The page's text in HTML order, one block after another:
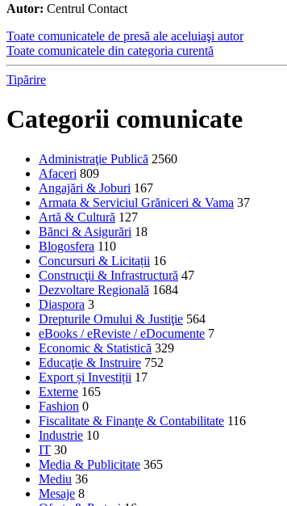
Autor: Centrul Contact
Toate comunicatele de presă ale aceluiaşi autor
Toate comunicatele din categoria curentă
Tipărire
Categorii comunicate
Administraţie Publică 2560
Afaceri 809
Angajări & Joburi 167
Armata & Serviciul Grăniceri & Vama 37
Artă & Cultură 127
Bănci & Asigurări 18
Blogosfera 110
Concursuri & Licitații 16
Construcţii & Infrastructură 47
Dezvoltare Regională 1684
Diaspora 3
Drepturile Omului & Justiţie 564
eBooks / eReviste / eDocumente 7
Economic & Statistică 329
Educaţie & Instruire 752
Export și Investiții 17
Externe 165
Fashion 0
Fiscalitate & Finanţe & Contabilitate 116
Industrie 10
IT 30
Media & Publicitate 365
Mediu 36
Mesaje 8